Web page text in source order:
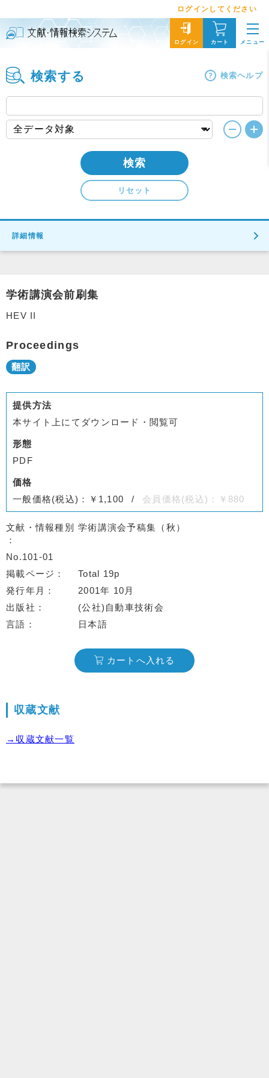
ログインしてください
ログイン カート メニュー
検索する 検索ヘルプ
検索
リセット
詳細情報
学術講演会前刷集
HEV II
Proceedings
提供方法
本サイト上にてダウンロード・閲覧可
形態
PDF
価格
一般価格(税込)：￥1,100
会員価格(税込)：￥880
文献・情報種別 学術講演会予稿集（秋）
No.101-01
掲載ページ
Total 19p
発行年月
2001年 10月
出版社
(公社)自動車技術会
言語
日本語
カートへ入れる
収蔵文献
→収蔵文献一覧